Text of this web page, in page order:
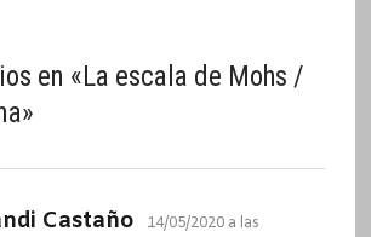
en «La escala de Mohs /
»
Castaño dice:
14/05/2020 a las